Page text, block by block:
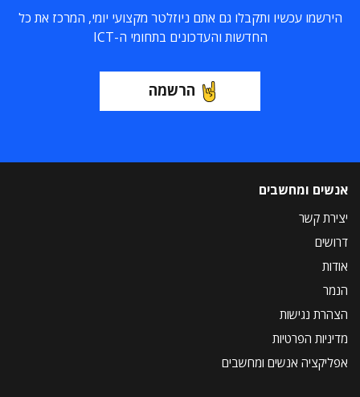
הירשמו עכשיו ותקבלו גם אתם ניוזלטר מקצועי יומי, המרכז את כל
החדשות והעדכונים בתחומי ה-ICT
הרשמה
אנשים ומחשבים
יצירת קשר
דרושים
אודות
הנמר
הצהרת נגישות
מדיניות הפרטיות
אפליקציה אנשים ומחשבים